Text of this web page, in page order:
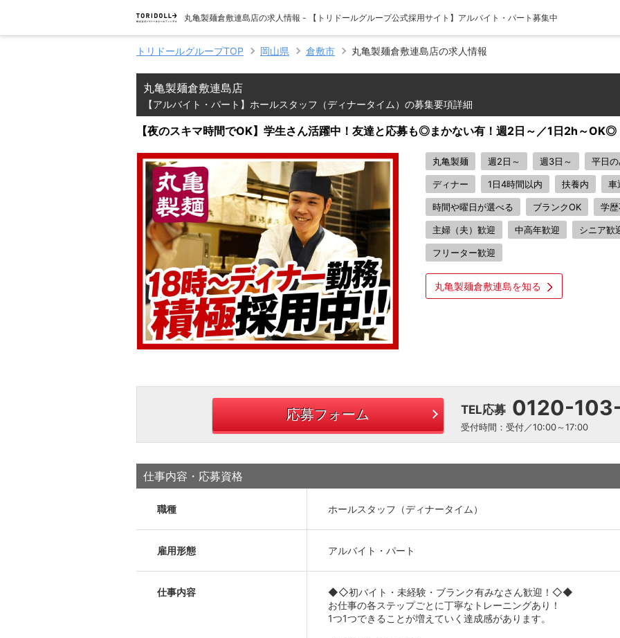
丸亀製麺倉敷連島店の求人情報 - 【トリドールグループ公式採用サイト】アルバイト・パート募集中
トリドールグループTOP 岡山県 倉敷市 丸亀製麺倉敷連島店の求人情報
丸亀製麺倉敷連島店
【アルバイト・パート】ホールスタッフ（ディナータイム）の募集要項詳細
【夜のスキマ時間でOK】学生さん活躍中！友達と応募も◎まかない有！週2日～／1日2h～OK◎
丸亀製麺 週2日～ 週3日～ 平日
ディナー 1日4時間以内 扶養内 車
時間や曜日が選べる ブランクOK 学
主婦（夫）歓迎 中高年歓迎 シニア歓
フリーター歓迎
丸亀製麺倉敷連島を知る
応募フォーム TEL応募 0120-
受付時間：受付／10:00～17:00
仕事内容・応募資格
職種 ホールスタッフ（ディナータイム）
雇用形態 アルバイト・パート
仕事内容
◆◇初バイト・未経験・ブランク有みなさん歓迎！◇◆
お仕事の各ステップごとに丁寧なトレーニングあり！
1つ1つできることが増えていく達成感があります。